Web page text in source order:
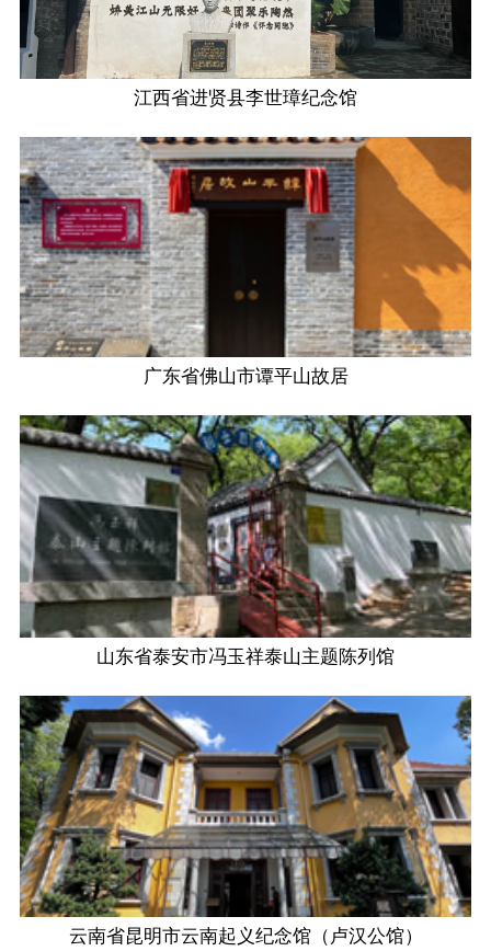
江西省进贤县李世璋纪念馆
广东省佛山市谭平山故居
山东省泰安市冯玉祥泰山主题陈列馆
云南省昆明市云南起义纪念馆（卢汉公馆）